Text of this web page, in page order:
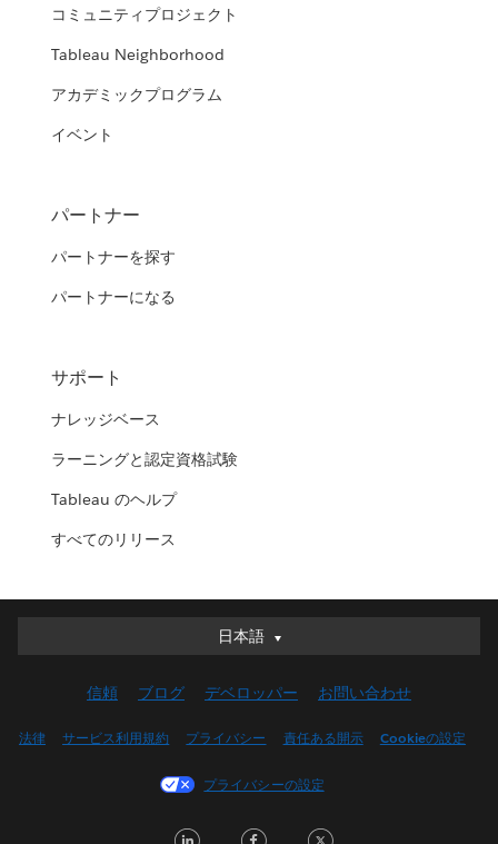
コミュニティプロジェクト
Tableau Neighborhood
アカデミックプログラム
イベント
パートナー
パートナーを探す
パートナーになる
サポート
ナレッジベース
ラーニングと認定資格試験
Tableau のヘルプ
すべてのリリース
日本語
日本語
English (UK)
Français (Canada)
信頼 ブログ デベロッパー お問い合わせ
法律 サービス利用規約 プライバシー 責任ある開示 Cookieの設定
プライバシーの設定